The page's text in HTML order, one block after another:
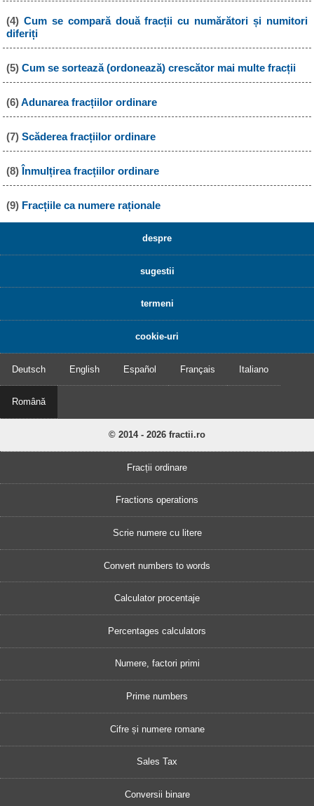
(4) Cum se compară două fracții cu numărători și numitori
diferiți
(5) Cum se sortează (ordonează) crescător mai multe fracții
(6)Adunarea fracțiilor ordinare
(7) Scăderea fracțiilor ordinare
(8) Înmulțirea fracțiilor ordinare
(9) Fracțiile ca numere raționale
despre
sugestii
termeni
cookie-uri
Deutsch English Español Français Italiano
Română
© 2014 - 2026 fractii.ro
Fracții ordinare
Fractions operations
Scrie numere cu litere
Convert numbers to words
Calculator procentaje
Percentages calculators
Numere, factori primi
Prime numbers
Cifre și numere romane
Sales Tax
Conversii binare